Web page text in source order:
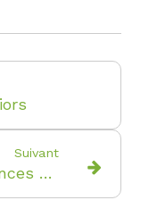
Suivant
Si vous passez vos vacances à l’étranger...